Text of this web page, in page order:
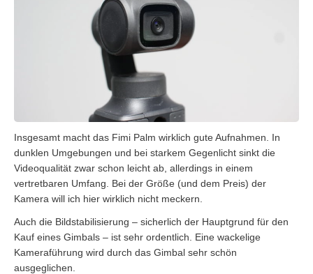
Insgesamt macht das Fimi Palm wirklich gute Aufnahmen. In
dunklen Umgebungen und bei starkem Gegenlicht sinkt die
Videoqualität zwar schon leicht ab, allerdings in einem
vertretbaren Umfang. Bei der Größe (und dem Preis) der
Kamera will ich hier wirklich nicht meckern.
Auch die Bildstabilisierung – sicherlich der Hauptgrund für den
Kauf eines Gimbals – ist sehr ordentlich. Eine wackelige
Kameraführung wird durch das Gimbal sehr schön
ausgeglichen.